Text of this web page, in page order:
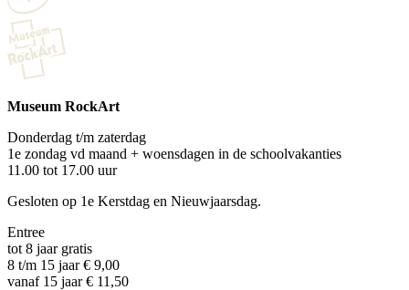
Museum RockArt
Donderdag t/m zaterdag
1e zondag vd maand + woensdagen in de schoolvakanties
11.00 tot 17.00 uur
Gesloten op 1e Kerstdag en Nieuwjaarsdag.
Entree
tot 8 jaar gratis
8 t/m 15 jaar € 9,00
vanaf 15 jaar € 11,50